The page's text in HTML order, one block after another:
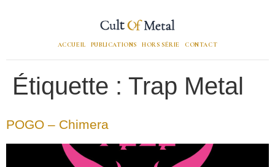
ACCUEIL PUBLICATIONS HORS SÉRIE CONTACT
Étiquette : Trap Metal
POGO – Chimera